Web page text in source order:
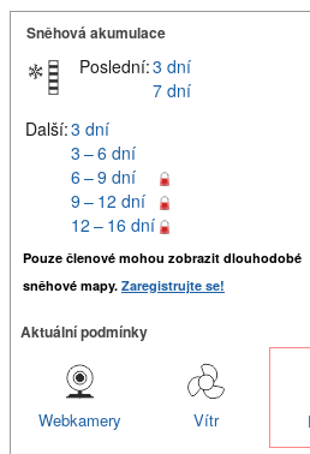
Sněhová akumulace
Poslední:3 dní
7 dní
Další:3 dní
3 – 6 dní
6 – 9 dní
9 – 12 dní
12 – 16 dní
Pouze členové mohou zobrazit dlouhodobé
sněhové mapy. Zaregistrujte se!
Aktuální podmínky
Vítr
Webkamery